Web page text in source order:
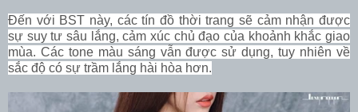
Đến với BST này, các tín đồ thời trang sẽ cảm nhận được
sự suy tư sâu lắng, cảm xúc chủ đạo của khoảnh khắc giao
mùa. Các tone màu sáng vẫn được sử dụng, tuy nhiên về
sắc độ có sự trầm lắng hài hòa hơn.